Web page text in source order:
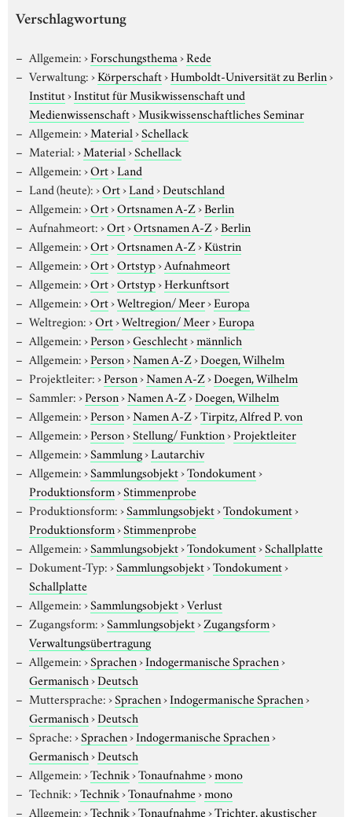
Verschlagwortung
Allgemein:›Forschungsthema›Rede
Verwaltung:›Körperschaft›Humboldt-Universität zu Berlin›
Institut›Institut für Musikwissenschaft und
Medienwissenschaft›Musikwissenschaftliches Seminar
Allgemein:›Material›Schellack
Material:›Material›Schellack
Allgemein:›Ort›Land
Land (heute):›Ort›Land›Deutschland
Allgemein:›Ort›Ortsnamen A-Z›Berlin
Aufnahmeort:›Ort›Ortsnamen A-Z›Berlin
Allgemein:›Ort›Ortsnamen A-Z›Küstrin
Allgemein:›Ort›Ortstyp›Aufnahmeort
Allgemein:›Ort›Ortstyp›Herkunftsort
Allgemein:›Ort›Weltregion/ Meer›Europa
Weltregion:›Ort›Weltregion/ Meer›Europa
Allgemein:›Person›Geschlecht›männlich
Allgemein:›Person›Namen A-Z›Doegen, Wilhelm
Projektleiter:›Person›Namen A-Z›Doegen, Wilhelm
Sammler:›Person›Namen A-Z›Doegen, Wilhelm
Allgemein:›Person›Namen A-Z›Tirpitz, Alfred P. von
Allgemein:›Person›Stellung/ Funktion›Projektleiter
Allgemein:›Sammlung›Lautarchiv
Allgemein:›Sammlungsobjekt›Tondokument›
Produktionsform›Stimmenprobe
Produktionsform:›Sammlungsobjekt›Tondokument›
Produktionsform›Stimmenprobe
Allgemein:›Sammlungsobjekt›Tondokument›Schallplatte
Dokument-Typ:›Sammlungsobjekt›Tondokument›
Schallplatte
Allgemein:›Sammlungsobjekt›Verlust
Zugangsform:›Sammlungsobjekt›Zugangsform›
Verwaltungsübertragung
Allgemein:›Sprachen›Indogermanische Sprachen›
Germanisch›Deutsch
Muttersprache:›Sprachen›Indogermanische Sprachen›
Germanisch›Deutsch
Sprache:›Sprachen›Indogermanische Sprachen›
Germanisch›Deutsch
Allgemein:›Technik›Tonaufnahme›mono
Technik:›Technik›Tonaufnahme›mono
Allgemein:›Technik›Tonaufnahme›Trichter, akustischer